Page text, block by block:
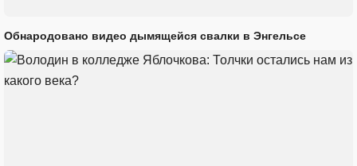
Обнародовано видео дымящейся свалки в Энгельсе